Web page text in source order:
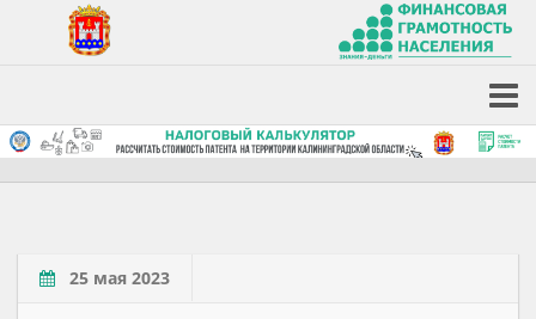
25 мая 2023